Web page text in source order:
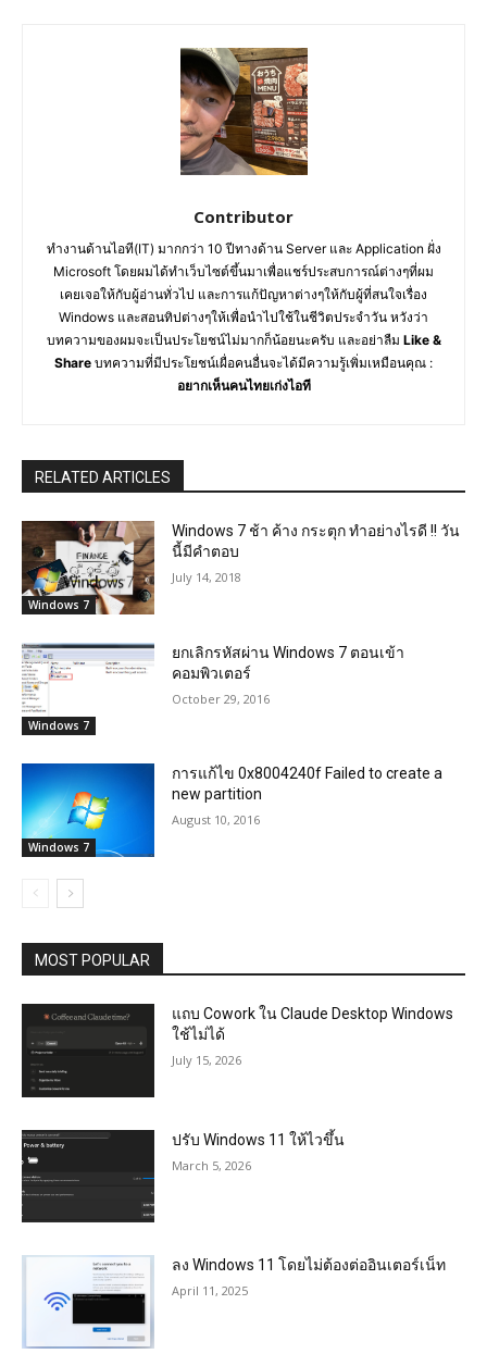
Contributor
ทำงานด้านไอที(IT) มากกว่า 10 ปีทางด้าน Server และ Application ฝั่ง
Microsoft โดยผมได้ทำเว็บไซต์ขึ้นมาเพื่อแชร์ประสบการณ์ต่างๆที่ผม
เคยเจอให้กับผู้อ่านทั่วไป และการแก้ปัญหาต่างๆให้กับผู้ที่สนใจเรื่อง
Windows และสอนทิปต่างๆให้เพื่อนำไปใช้ในชีวิตประจำวัน หวังว่า
บทความของผมจะเป็นประโยชน์ไม่มากก็น้อยนะครับ และอย่าลืม Like &
Share บทความที่มีประโยชน์เผื่อคนอื่นจะได้มีความรู้เพิ่มเหมือนคุณ :
อยากเห็นคนไทยเก่งไอที
RELATED ARTICLES
Windows 7
Windows 7 ช้า ค้าง กระตุก ทำอย่างไรดี !! วัน
นี้มีคำตอบ
July 14, 2018
Windows 7
ยกเลิกรหัสผ่าน Windows 7 ตอนเข้า
คอมพิวเตอร์
October 29, 2016
Windows 7
การแก้ไข 0x8004240f Failed to create a
new partition
August 10, 2016
MOST POPULAR
แถบ Cowork ใน Claude Desktop Windows
ใช้ไม่ได้
July 15, 2026
ปรับ Windows 11 ให้ไวขึ้น
March 5, 2026
ลง Windows 11 โดยไม่ต้องต่ออินเตอร์เน็ท
April 11, 2025